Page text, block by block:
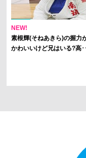
NEW!
素根輝(そねあきら)の握力
かわいいけど兄はいる?高･